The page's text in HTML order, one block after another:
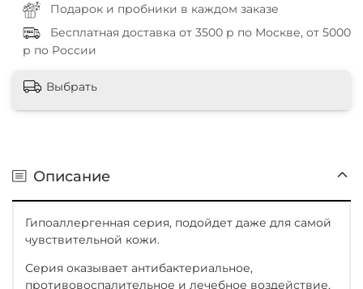
Подарок и пробники в каждом заказе
Бесплатная доставка от 3500 р по Москве, от 5000
р по России
Выбрать
Описание
Гипоаллергенная серия, подойдет даже для самой
чувствительной кожи.
Серия оказывает антибактериальное,
противовоспалительное и лечебное воздействие,